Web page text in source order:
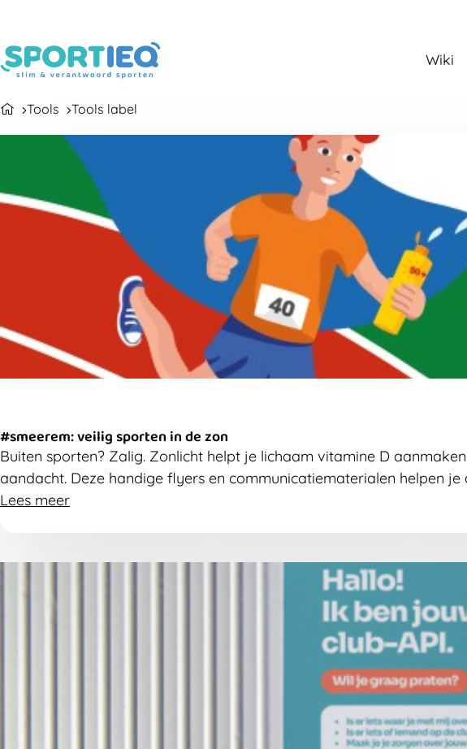
Wiki
Tools Tools label
#smeerem: veilig sporten in de zon
Buiten sporten? Zalig. Zonlicht helpt je lichaam vitamine D
aandacht. Deze handige flyers en communicatiematerialen helpen
Lees meer